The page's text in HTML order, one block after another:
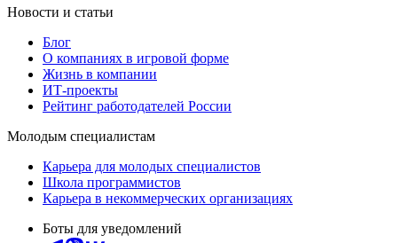
Новости и статьи
Блог
О компаниях в игровой форме
Жизнь в компании
ИТ-проекты
Рейтинг работодателей России
Молодым специалистам
Карьера для молодых специалистов
Школа программистов
Карьера в некоммерческих организациях
Боты для уведомлений